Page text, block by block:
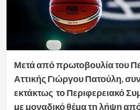
Μετά από πρωτοβουλία του
Αττικής Γιώργου Πατούλη,
εκτάκτως το Περιφερειακό
με μοναδικό θέμα τη λήψη